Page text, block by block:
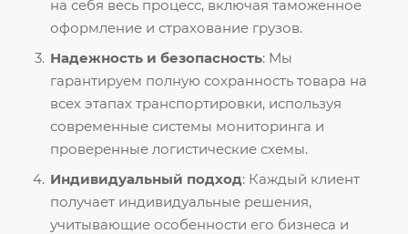
на себя весь процесс, включая таможенное
оформление и страхование грузов.
Надежность и безопасность: Мы
гарантируем полную сохранность товара на
всех этапах транспортировки, используя
современные системы мониторинга и
проверенные логистические схемы.
Индивидуальный подход: Каждый клиент
получает индивидуальные решения,
учитывающие особенности его бизнеса и